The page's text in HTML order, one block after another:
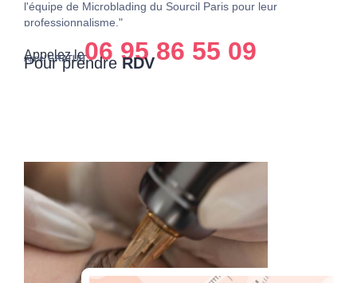
l'équipe de Microblading du Sourcil Paris pour leur
professionnalisme."
Appelez le06 95 86 55 09
AppelGRATUIT
Pour prendre RDV